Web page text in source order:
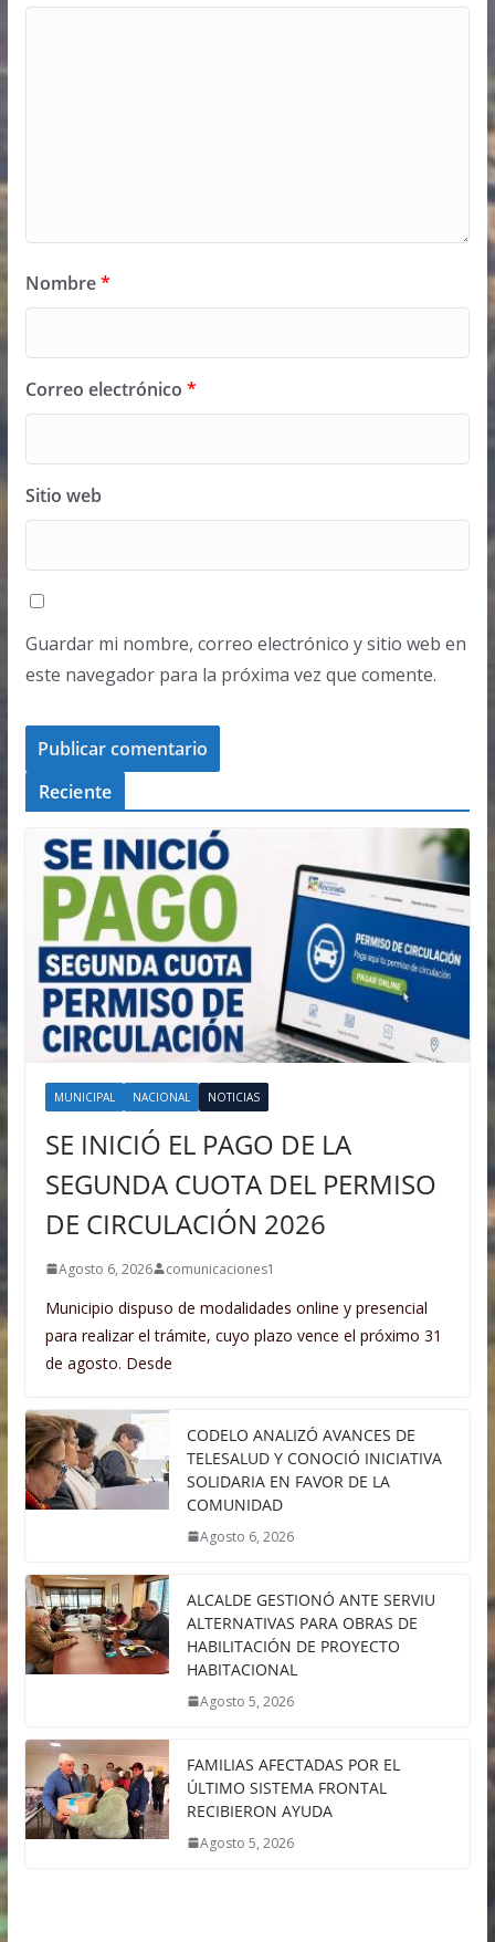
Nombre*
Correo electrónico *
Sitio web
Guardar mi nombre, correo electrónico y sitio web en
este navegador para la próxima vez que comente.
Reciente
MUNICIPAL NACIONAL NOTICIAS
SE INICIÓ EL PAGO DE LA
SEGUNDA CUOTA DEL PERMISO
DE CIRCULACIÓN 2026
Agosto 6, 2026 comunicaciones1
Municipio dispuso de modalidades online y presencial
para realizar el trámite, cuyo plazo vence el próximo 31
de agosto. Desde
CODELO ANALIZÓ AVANCES DE
TELESALUD Y CONOCIÓ INICIATIVA
SOLIDARIA EN FAVOR DE LA
COMUNIDAD
Agosto 6, 2026
ALCALDE GESTIONÓ ANTE SERVIU
ALTERNATIVAS PARA OBRAS DE
HABILITACIÓN DE PROYECTO
HABITACIONAL
Agosto 5, 2026
FAMILIAS AFECTADAS POR EL
ÚLTIMO SISTEMA FRONTAL
RECIBIERON AYUDA
Agosto 5, 2026